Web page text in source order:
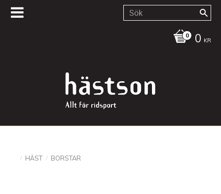
0 KR
HÄST BORSTAR